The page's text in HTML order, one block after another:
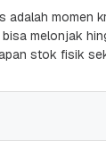
adalah momen
melonjak
stok fisik